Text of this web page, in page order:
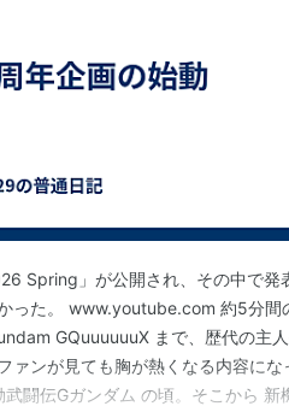
Spring」が公開され、その中で発
った。 www.youtube.com 約5分間
GQuuuuuuX まで、歴代の主
ァンが見ても胸が熱くなる内容にな
闘伝Gガンダム の頃。そこから 新